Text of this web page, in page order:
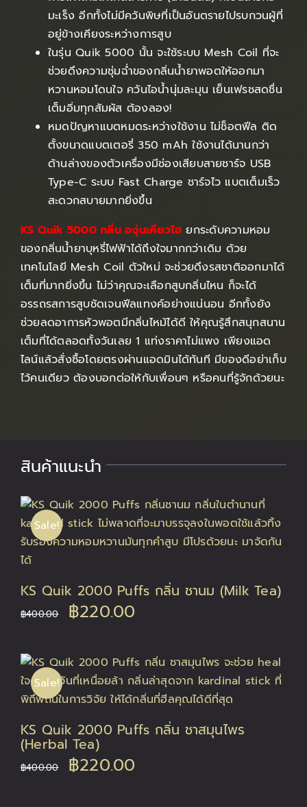
มะเร็ง อีกทั้งไม่มีควันพิษที่เป็นอันตรายไปรบกวนผู้ที่
อยู่ข้างเคียงระหว่างการสูบ
ในรุ่น Quik 5000 นั้น จะใช้ระบบ Mesh Coil ที่จะ
ช่วยดึงความชุ่มฉ่ำของกลิ่นน้ำยาพอตให้ออกมา
หวานหอมโดนใจ ควันไอน้ำนุ่มละมุน เย็นเฟรชสดชื่น
เต็มอิ่มทุกสัมผัส ต้องลอง!
หมดปัญหาแบตหมดระหว่างใช้งาน ไม่ช็อตฟีล ติด
ตั้งขนาดแบตเตอรี่ 350 mAh ใช้งานได้นานกว่า
ด้านล่างของตัวเครื่องมีช่องเสียบสายชาร์จ USB
Type-C ระบบ Fast Charge ชาร์จไว แบตเต็มเร็ว
สะดวกสบายมากยิ่งขึ้น
KS Quik 5000 กลิ่น องุ่นเคียวโฮ ยกระดับความหอม
ของกลิ่นน้ำยาบุหรี่ไฟฟ้าได้ถึงใจมากกว่าเดิม ด้วย
เทคโนโลยี Mesh Coil ตัวใหม่ จะช่วยดึงรสชาติออกมาได้
เต็มที่มากยิ่งขึ้น ไม่ว่าคุณจะเลือกสูบกลิ่นไหน ก็จะได้
อรรถรสการสูบชัดเจนฟีลแทงค์อย่างแน่นอน อีกทั้งยัง
ช่วยลดอาการหัวพอตมีกลิ่นไหม้ได้ดี ให้คุณรู้สึกสนุกสนาน
เต็มที่ได้ตลอดทั้งวันเลย 1 แท่งราคาไม่แพง เพียงแอด
ไลน์แล้วสั่งซื้อโดยตรงผ่านแอดมินได้ทันที มีของดีอย่าเก็บ
ไว้คนเดียว ต้องบอกต่อให้กับเพื่อนๆ หรือคนที่รู้จักด้วยนะ
สินค้าแนะนำ
Sale!
KS Quik 2000 Puffs กลิ่น ชานม (Milk Tea)
฿400.00
Original
was:
฿400.00.
฿220.00
is:
฿220.00.
Sale!
KS Quik 2000 Puffs กลิ่น ชาสมุนไพร
(Herbal Tea)
฿400.00
Original
฿220.00